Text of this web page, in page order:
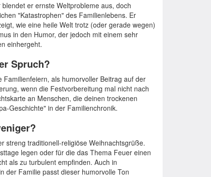
er ernste Weltprobleme aus, doch
"Katastrophen" des Familienlebens. Er
wie eine heile Welt trotz (oder gerade wegen)
in den Humor, der jedoch mit einem sehr
einhergeht.
Spruch?
als humorvoller Beitrag auf der
wenn die Festvorbereitung mal nicht nach
an Menschen, die deinen trockenen
Geschichte" in der Familienchronik.
streng traditionell-religiöse Weihnachtsgrüße.
legen oder für die das Thema Feuer einen
als zu turbulent empfinden. Auch in
der Familie passt dieser humorvolle Ton